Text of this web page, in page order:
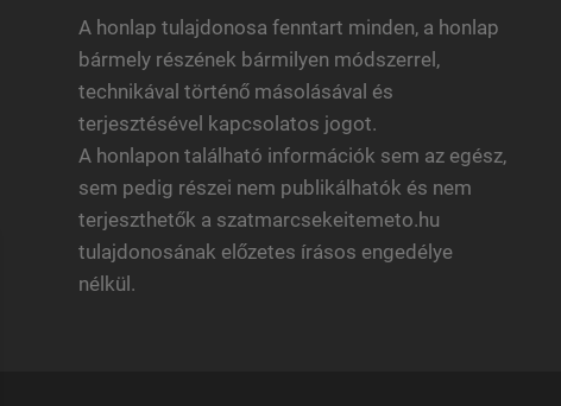
A honlap tulajdonosa fenntart minden, a honlap
bármely részének bármilyen módszerrel,
technikával történő másolásával és
terjesztésével kapcsolatos jogot.
A honlapon található információk sem az egész,
sem pedig részei nem publikálhatók és nem
terjeszthetők a szatmarcsekeitemeto.hu
tulajdonosának előzetes írásos engedélye
nélkül.